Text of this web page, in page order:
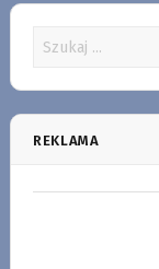
REKLAMA